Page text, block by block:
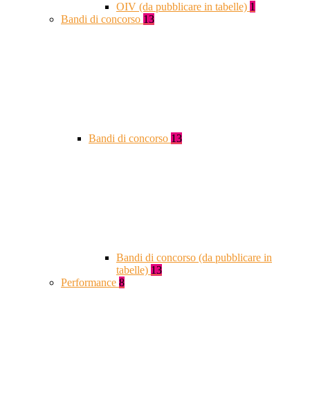
OIV (da pubblicare in tabelle) 1
Bandi di concorso 13
Bandi di concorso 13
Bandi di concorso (da pubblicare in
tabelle) 13
Performance 8